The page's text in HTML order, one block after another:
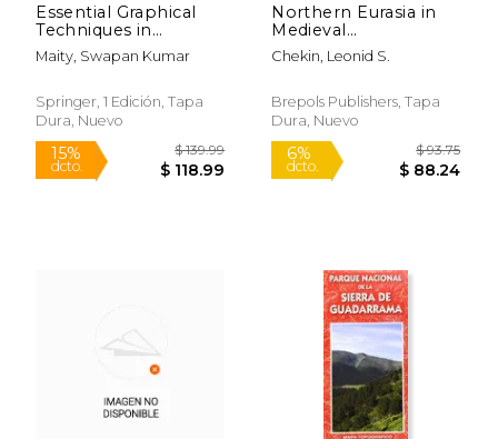
40%
dcto.
Essential Graphical
Techniques in
Geography (en
Inglés)
Maity, Swapan Kumar
Springer, 1 Edición, Tapa
Dura, Nuevo
Northern Eurasia in
Medieval
Cartography:
Inventory, Texts,
Commentary (en
Latin)
Chekin, Leonid S.
Brepols Publishers, Tapa
Dura, Nuevo